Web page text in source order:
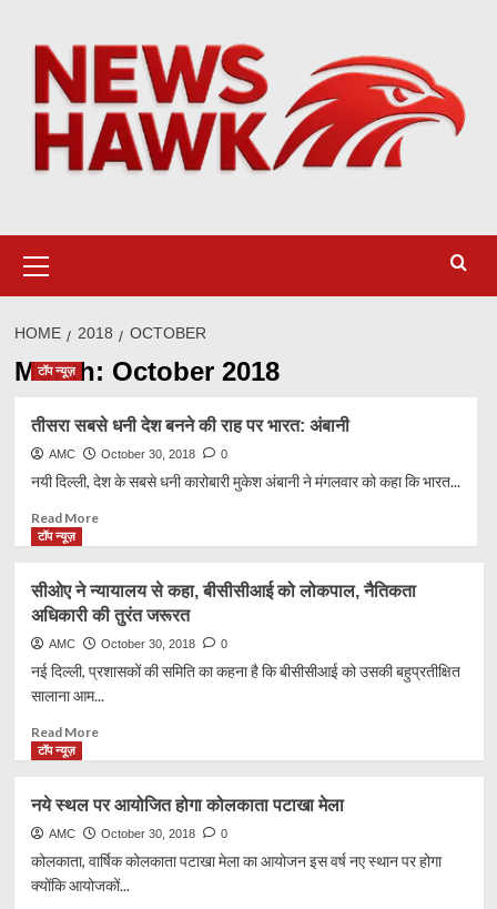
content
Menu
HOME 2018 OCTOBER
Month: October 2018
टॉप न्यूज़
तीसरा सबसे धनी देश बनने की राह पर भारत: अंबानी
AMC October 30, 2018 0
नयी दिल्ली, देश के सबसे धनी कारोबारी मुकेश अंबानी ने मंगलवार को कहा कि भारत...
Read MoreRead
सबसे
धनी
देश
की
राह
टॉप न्यूज़
सीओए ने न्यायालय से कहा, बीसीसीआई को लोकपाल, नैतिकता
अधिकारी की तुरंत जरूरत
AMC October 30, 2018 0
नई दिल्ली, प्रशासकों की समिति का कहना है कि बीसीसीआई को उसकी बहुप्रतीक्षित
सालाना आम...
Read MoreRead
ने
न्यायालय
से
कहा,
टॉप न्यूज़
नये स्थल पर आयोजित होगा कोलकाता पटाखा मेला
AMC October 30, 2018 0
कोलकाता, वार्षिक कोलकाता पटाखा मेला का आयोजन इस वर्ष नए स्थान पर होगा
क्योंकि आयोजकों...